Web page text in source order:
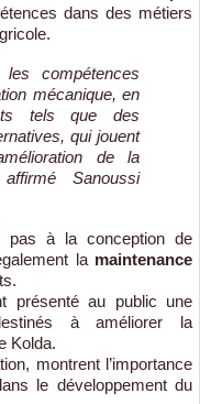
dans des métiers
les compétences
mécanique, en
tels que des
qui jouent
de la
Sanoussi
pas à la conception de
la maintenance
présenté au public une
à améliorer la
Kolda.
montrent l’importance
le développement du